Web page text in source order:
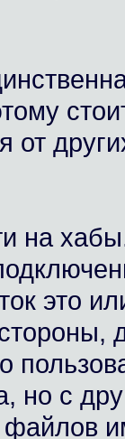
от
на
это
но с
файлов